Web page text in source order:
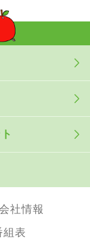
社情報
組表